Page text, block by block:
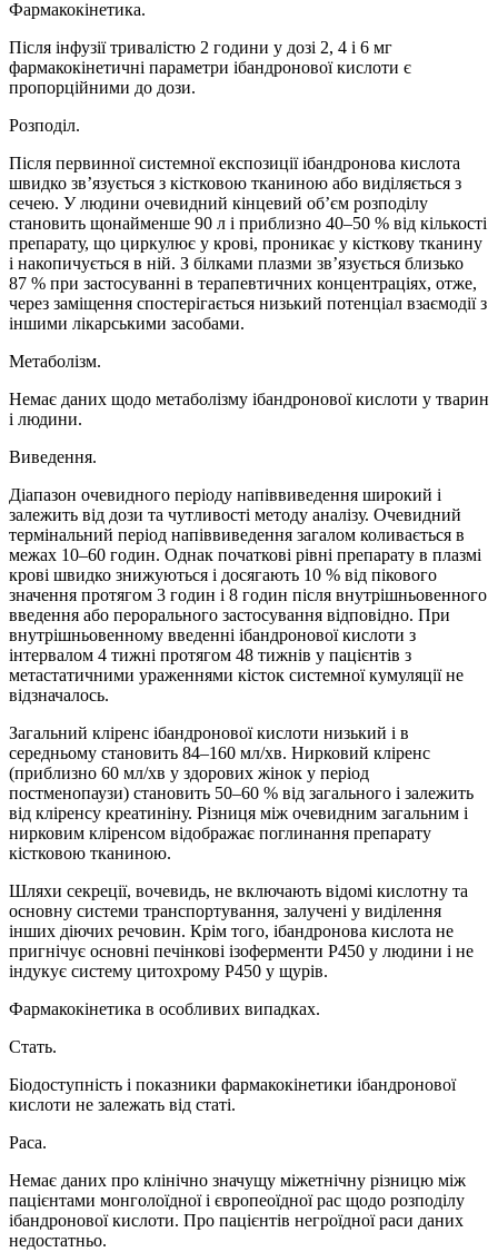
Фармакокінетика.
Після інфузії тривалістю 2 години у дозі 2, 4 і 6 мг
фармакокінетичні параметри ібандронової кислоти є
пропорційними до дози.
Розподіл.
Після первинної системної експозиції ібандронова кислота
швидко зв’язується з кістковою тканиною або виділяється з
сечею. У людини очевидний кінцевий об’єм розподілу
становить щонайменше 90 л і приблизно 40–50 % від кількості
препарату, що циркулює у крові, проникає у кісткову тканину
і накопичується в ній. З білками плазми зв’язується близько
87 % при застосуванні в терапевтичних концентраціях, отже,
через заміщення спостерігається низький потенціал взаємодії з
іншими лікарськими засобами.
Метаболізм.
Немає даних щодо метаболізму ібандронової кислоти у тварин
і людини.
Виведення.
Діапазон очевидного періоду напіввиведення широкий і
залежить від дози та чутливості методу аналізу. Очевидний
термінальний період напіввиведення загалом коливається в
межах 10–60 годин. Однак початкові рівні препарату в плазмі
крові швидко знижуються і досягають 10 % від пікового
значення протягом 3 годин і 8 годин після внутрішньовенного
введення або перорального застосування відповідно. При
внутрішньовенному введенні ібандронової кислоти з
інтервалом 4 тижні протягом 48 тижнів у пацієнтів з
метастатичними ураженнями кісток системної кумуляції не
відзначалось.
Загальний кліренс ібандронової кислоти низький і в
середньому становить 84–160 мл/хв. Нирковий кліренс
(приблизно 60 мл/хв у здорових жінок у період
постменопаузи) становить 50–60 % від загального і залежить
від кліренсу креатиніну. Різниця між очевидним загальним і
нирковим кліренсом відображає поглинання препарату
кістковою тканиною.
Шляхи секреції, вочевидь, не включають відомі кислотну та
основну системи транспортування, залучені у виділення
інших діючих речовин. Крім того, ібандронова кислота не
пригнічує основні печінкові ізоферменти P450 у людини і не
індукує систему цитохрому P450 у щурів.
Фармакокінетика в особливих випадках.
Стать.
Біодоступність і показники фармакокінетики ібандронової
кислоти не залежать від статі.
Раса.
Немає даних про клінічно значущу міжетнічну різницю між
пацієнтами монголоїдної і європеоїдної рас щодо розподілу
ібандронової кислоти. Про пацієнтів негроїдної раси даних
недостатньо.